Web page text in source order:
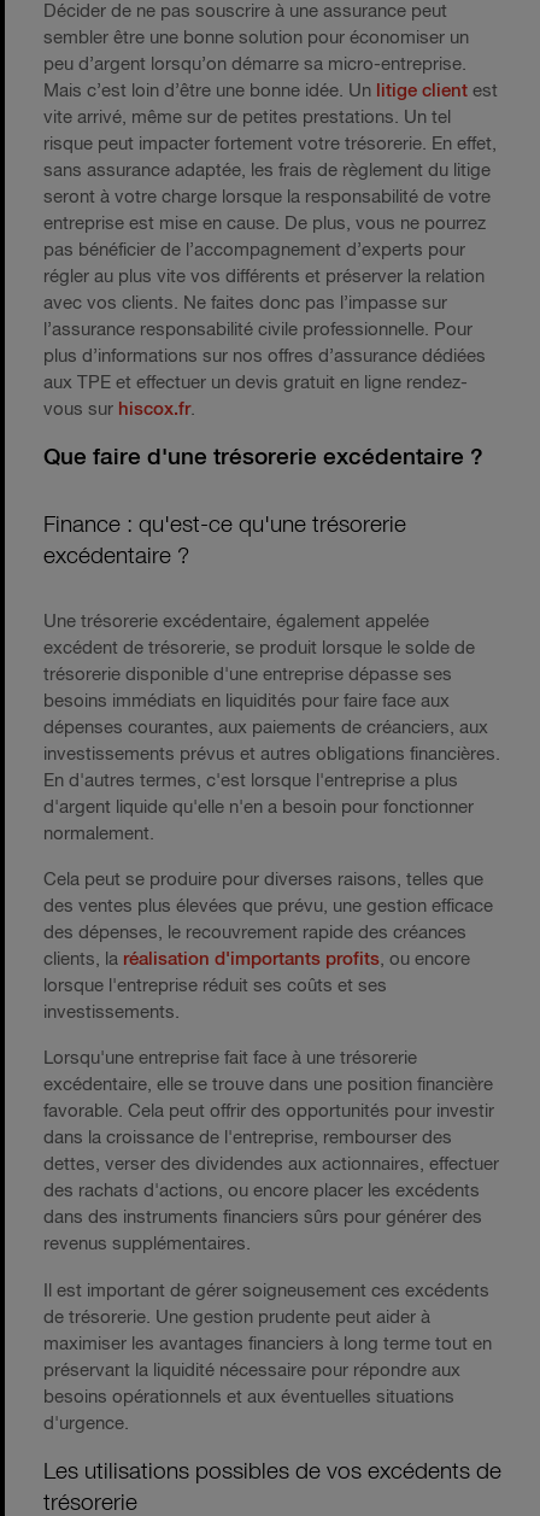
Décider de ne pas souscrire à une assurance peut
sembler être une bonne solution pour économiser un
peu d’argent lorsqu’on démarre sa micro-entreprise.
Mais c’est loin d’être une bonne idée. Un litige client est
vite arrivé, même sur de petites prestations. Un tel
risque peut impacter fortement votre trésorerie. En effet,
sans assurance adaptée, les frais de règlement du litige
seront à votre charge lorsque la responsabilité de votre
entreprise est mise en cause. De plus, vous ne pourrez
pas bénéficier de l’accompagnement d’experts pour
régler au plus vite vos différents et préserver la relation
avec vos clients. Ne faites donc pas l’impasse sur
l’assurance responsabilité civile professionnelle. Pour
plus d’informations sur nos offres d’assurance dédiées
aux TPE et effectuer un devis gratuit en ligne rendez-
vous sur hiscox.fr.
Que faire d'une trésorerie excédentaire ?
Finance : qu'est-ce qu'une trésorerie
excédentaire ?
Une trésorerie excédentaire, également appelée
excédent de trésorerie, se produit lorsque le solde de
trésorerie disponible d'une entreprise dépasse ses
besoins immédiats en liquidités pour faire face aux
dépenses courantes, aux paiements de créanciers, aux
investissements prévus et autres obligations financières.
En d'autres termes, c'est lorsque l'entreprise a plus
d'argent liquide qu'elle n'en a besoin pour fonctionner
normalement.
Cela peut se produire pour diverses raisons, telles que
des ventes plus élevées que prévu, une gestion efficace
des dépenses, le recouvrement rapide des créances
clients, la réalisation d'importants profits, ou encore
lorsque l'entreprise réduit ses coûts et ses
investissements.
Lorsqu'une entreprise fait face à une trésorerie
excédentaire, elle se trouve dans une position financière
favorable. Cela peut offrir des opportunités pour investir
dans la croissance de l'entreprise, rembourser des
dettes, verser des dividendes aux actionnaires, effectuer
des rachats d'actions, ou encore placer les excédents
dans des instruments financiers sûrs pour générer des
revenus supplémentaires.
Il est important de gérer soigneusement ces excédents
de trésorerie. Une gestion prudente peut aider à
maximiser les avantages financiers à long terme tout en
préservant la liquidité nécessaire pour répondre aux
besoins opérationnels et aux éventuelles situations
d'urgence.
Les utilisations possibles de vos excédents de
trésorerie